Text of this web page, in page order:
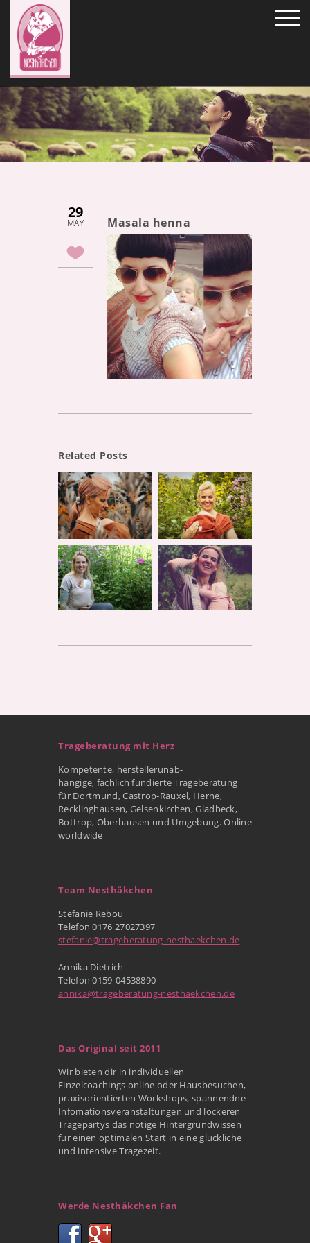
29
MAY Masala henna
Related Posts
Trageberatung mit Herz
Kompetente, herstellerunab-
hängige, fachlich fundierte Trageberatung
für Dortmund, Castrop-Rauxel, Herne,
Recklinghausen, Gelsenkirchen, Gladbeck,
Bottrop, Oberhausen und Umgebung. Online
worldwide
Team Nesthäkchen
Stefanie Rebou
Telefon 0176 27027397
stefanie@trageberatung-nesthaekchen.de
Annika Dietrich
Telefon 0159-04538890
annika@trageberatung-nesthaekchen.de
Das Original seit 2011
Wir bieten dir in individuellen
Einzelcoachings online oder Hausbesuchen,
praxisorientierten Workshops, spannendne
Infomationsveranstaltungen und lockeren
Tragepartys das nötige Hintergrundwissen
für einen optimalen Start in eine glückliche
und intensive Tragezeit.
Werde Nesthäkchen Fan